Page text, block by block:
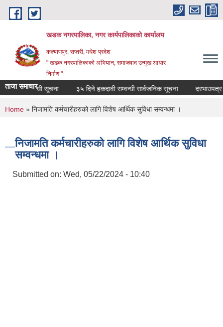
Skip to main content
खडक नगरपालिका, नगर कार्यपालिकाकाे कार्यालय
कल्याणपुर, सप्तरी, मधेश प्रदेश
" खडक नगरपालिकाको अभियान, समाजवाद उन्मुख आधार
निर्माण "
ताजा समाचार
वन्द सम्वन्धी सूचना ३५ दिने हकदावी सम्वन्धी सार्वजनिक सूचना दरभाउपत्र
You are here
Home » निजामति कर्मचारीहरुको लागि विशेष आर्थिक सुविधा सम्वन्धमा ।
निजामति कर्मचारीहरुको लागि विशेष आर्थिक सुविधा
सम्वन्धमा ।
Submitted on: Wed, 05/22/2024 - 10:40